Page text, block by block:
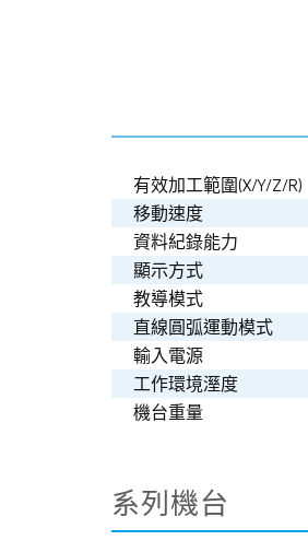
有效加工範圍(X/Y/Z/R)
移動速度
資料紀錄能力
顯示方式
教導模式
直線圓弧運動模式
輸入電源
工作環境溼度
機台重量
系列機台